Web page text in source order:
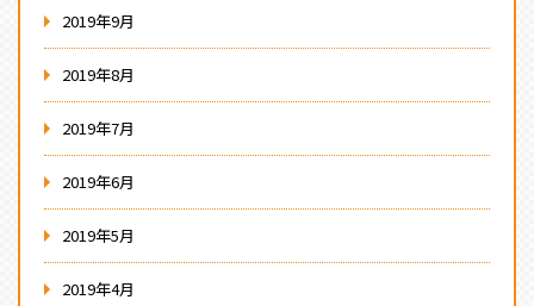
2019年9月
2019年8月
2019年7月
2019年6月
2019年5月
2019年4月